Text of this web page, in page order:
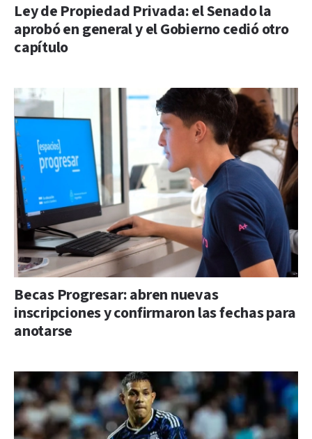
Ley de Propiedad Privada: el Senado la
aprobó en general y el Gobierno cedió otro
capítulo
Becas Progresar: abren nuevas
inscripciones y confirmaron las fechas para
anotarse